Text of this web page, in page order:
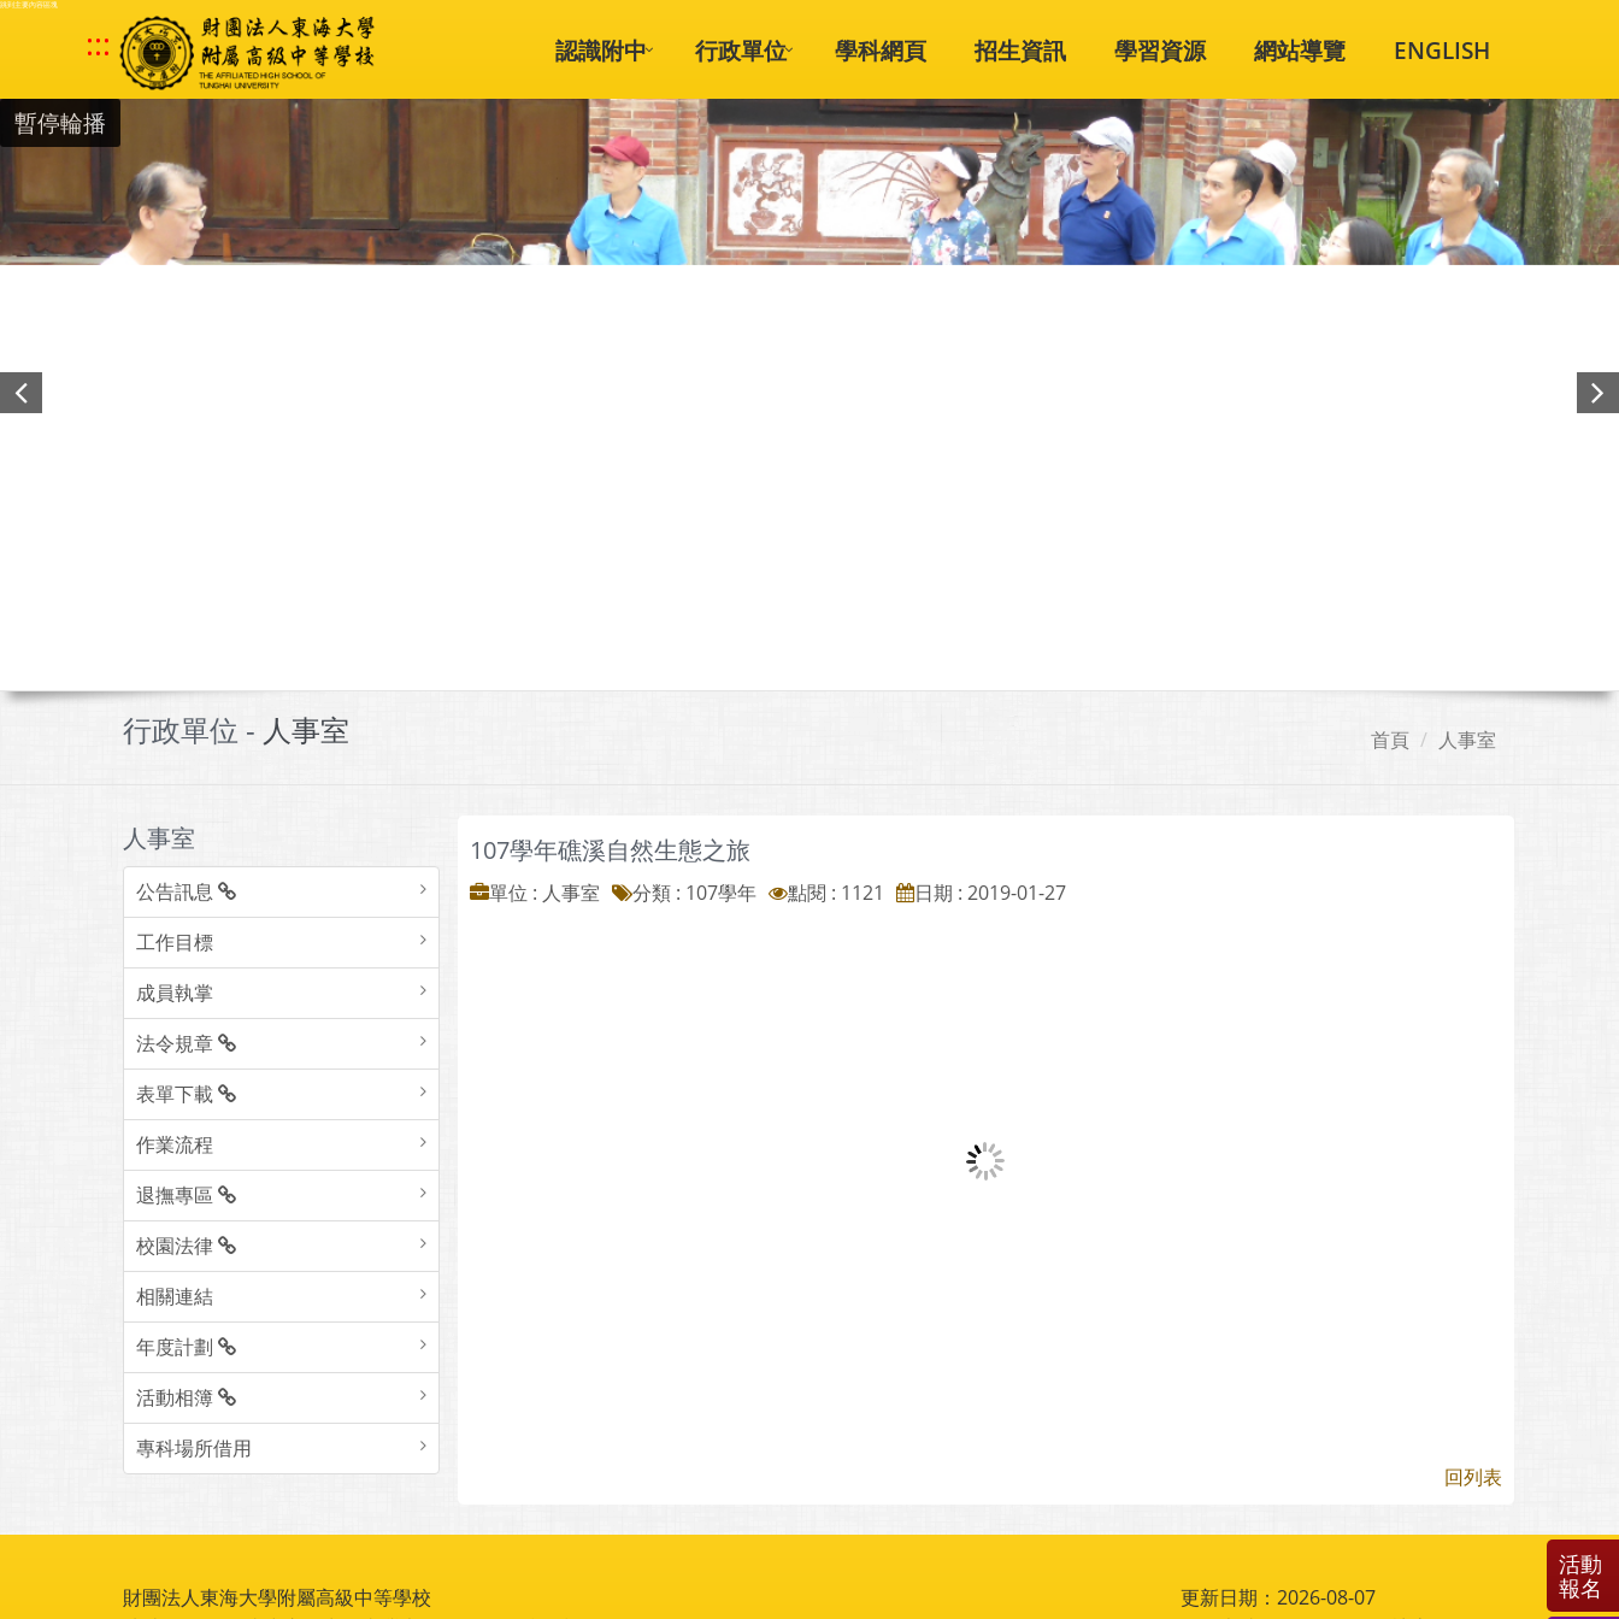
跳到主要內容區塊
::: 認識附中 行政單位 學科網頁 招生資訊 學習資源 網站導覽 ENGLISH
暫停輪播
行政單位 - 人事室 首頁 人事室
人事室
公告訊息
工作目標
成員執掌
法令規章
表單下載
作業流程
退撫專區
校園法律
相關連結
年度計劃
活動相簿
專科場所借用
107學年礁溪自然生態之旅
單位 : 人事室 分類 : 107學年 點閱 : 1121 日期 : 2019-01-27
回列表
財團法人東海大學附屬高級中等學校
更新日期：2026-08-07
活動
報名